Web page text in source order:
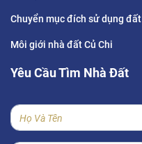
Chuyển mục đích sử dụng đất
Môi giới nhà đất Củ Chi
Yêu Cầu Tìm Nhà Đất